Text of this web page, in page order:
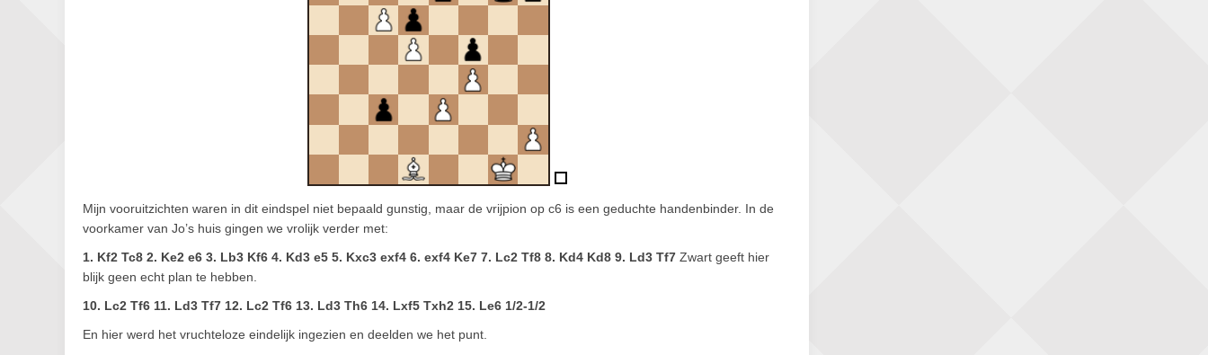
Mijn vooruitzichten waren in dit eindspel niet bepaald gunstig, maar de vrijpion op c6 is een geduchte handenbinder. In de
voorkamer van Jo’s huis gingen we vrolijk verder met:
1. Kf2 Tc8 2. Ke2 e6 3. Lb3 Kf6 4. Kd3 e5 5. Kxc3 exf4 6. exf4 Ke7 7. Lc2 Tf8 8. Kd4 Kd8 9. Ld3 Tf7 Zwart geeft hier
blijk geen echt plan te hebben.
10. Lc2 Tf6 11. Ld3 Tf7 12. Lc2 Tf6 13. Ld3 Th6 14. Lxf5 Txh2 15. Le6 1/2-1/2
En hier werd het vruchteloze eindelijk ingezien en deelden we het punt.